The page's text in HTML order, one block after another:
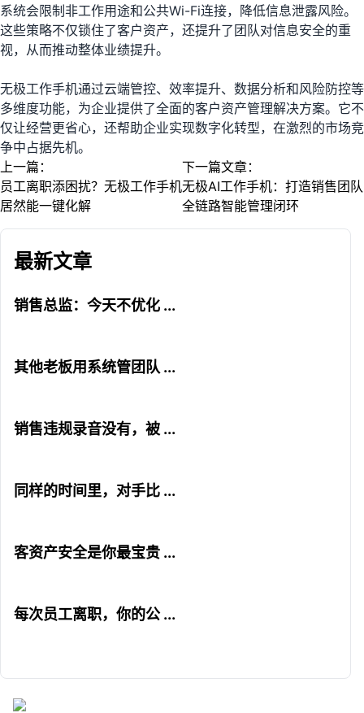
系统会限制非工作用途和公共Wi-Fi连接，降低信息泄露风险。
这些策略不仅锁住了客户资产，还提升了团队对信息安全的重
视，从而推动整体业绩提升。
无极工作手机通过云端管控、效率提升、数据分析和风险防控等
多维度功能，为企业提供了全面的客户资产管理解决方案。它不
仅让经营更省心，还帮助企业实现数字化转型，在激烈的市场竞
争中占据先机。
上一篇：
员工离职添困扰？无极工作手机
居然能一键化解
下一篇文章：
无极AI工作手机：打造销售团队
全链路智能管理闭环
最新文章
销售总监：今天不优化 ...
其他老板用系统管团队 ...
销售违规录音没有，被 ...
同样的时间里，对手比 ...
客资产安全是你最宝贵 ...
每次员工离职，你的公 ...